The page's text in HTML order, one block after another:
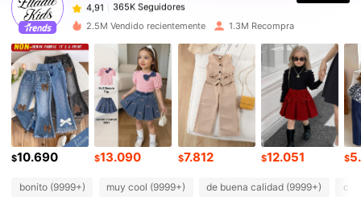
4,91 365K Seguidores
365K Seguidores
4,91 365K Seguidores
4,91 365K Seguidores
2.5M Vendido recientemente 1.3M Recompra
$10.690 $13.090 $7.812 $12.051 $
bonito (9999+) muy cool (9999+) de buena calidad (9999+)